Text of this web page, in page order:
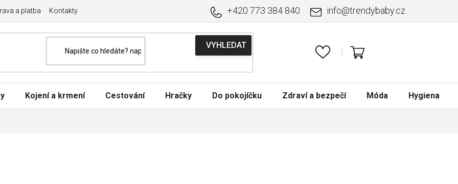
a platba Kontakty info@trendybaby.cz
+420 773 384 840
KOŠÍK
Kojení a krmení Cestování Hračky Do pokojíčku Zdraví a bezpečí Móda Hygiena